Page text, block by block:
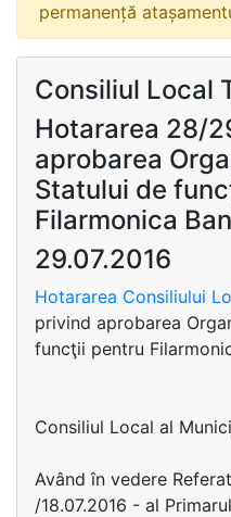
permanență
Consiliul Local
Hotararea 28/
aprobarea
Statului de
Filarmonica
29.07.2016
Hotararea Consiliului
privind aprobarea
funcţii pentru
Consiliul Local al
Având în vedere
/18.07.2016 - al